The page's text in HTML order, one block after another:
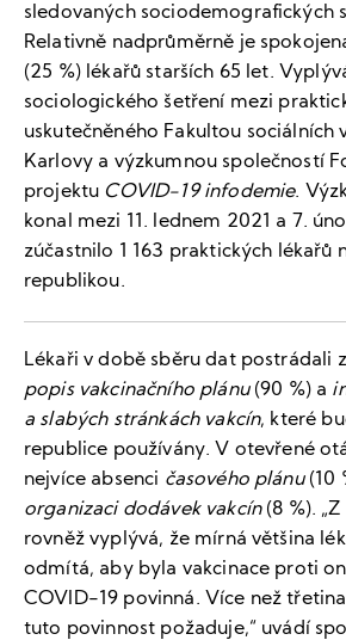
sledovaných sociodemografických
Relativně nadprůměrně je
(25 %) lékařů starších 65 let.
sociologického šetření mezi
uskutečněného Fakultou sociálních
Karlovy a výzkumnou společností
projektu COVID-19 infodemie.
konal mezi 11. lednem 2021 a 7.
zúčastnilo 1 163 praktických lékařů
republikou.
Lékaři v době sběru dat postrádali
popis vakcinačního plánu(90 %) a
a slabých stránkách vakcín, které
republice používány. V otevřené
nejvíce absenci časového plánu (10
organizaci dodávek vakcín(8 %).
rovněž vyplývá, že mírná většina
odmítá, aby byla vakcinace proti
COVID-19 povinná. Více než
tuto povinnost požaduje,“ uvádí